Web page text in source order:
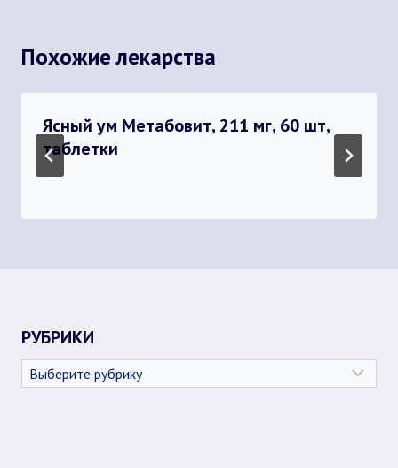
Похожие лекарства
Ясный ум Метабовит, 211 мг, 60 шт,
таблетки
РУБРИКИ
Рубрики